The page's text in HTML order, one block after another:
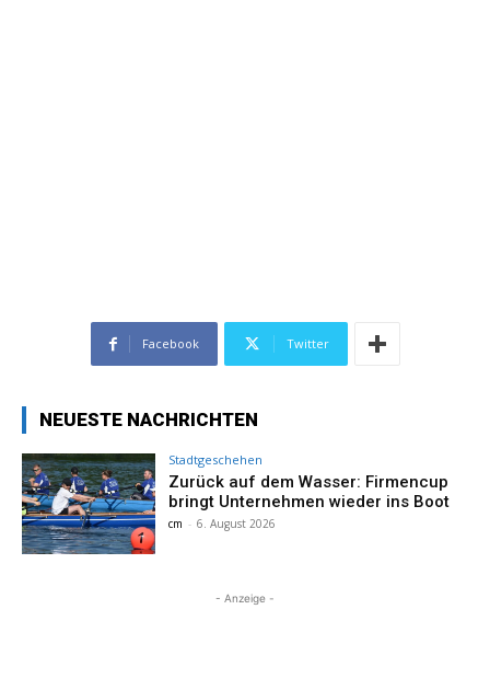
Facebook Twitter
NEUESTE NACHRICHTEN
Stadtgeschehen
Zurück auf dem Wasser: Firmencup
bringt Unternehmen wieder ins Boot
cm - 6. August 2026
- Anzeige -